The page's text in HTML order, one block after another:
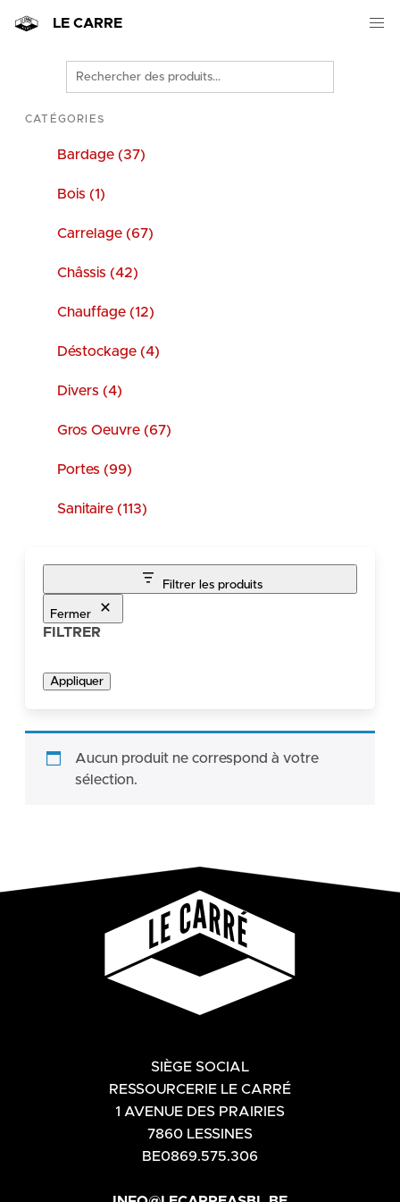
LE CARRE
Rechercher
des
produits
CATÉGORIES
Bardage (37)
Bois (1)
Carrelage (67)
Châssis (42)
Chauffage (12)
Déstockage (4)
Divers (4)
Gros Oeuvre (67)
Portes (99)
Sanitaire (113)
Filtrer les produits
Fermer
FILTRER
Appliquer
Aucun produit ne correspond à votre
sélection.
SIÈGE SOCIAL
RESSOURCERIE LE CARRÉ
1 AVENUE DES PRAIRIES
7860 LESSINES
BE0869.575.306